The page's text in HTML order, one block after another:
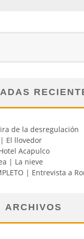
de la desregulación
El llovedor
Acapulco
| La nieve
| Entrevista a
ARCHIVOS